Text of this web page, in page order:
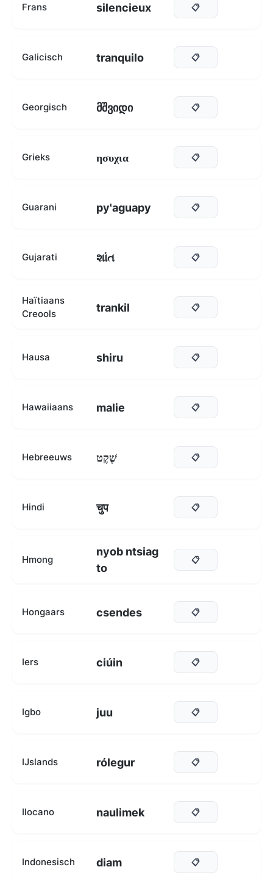
Frans silencieux 📋
Galicisch tranquilo 📋
Georgisch მშვიდი 📋
Grieks ησυχια 📋
Guarani py'aguapy 📋
Gujarati શાંત 📋
Haïtiaans
Creools
trankil 📋
Hausa shiru 📋
Hawaiiaans malie 📋
Hebreeuws שֶׁקֶט 📋
Hindi चुप 📋
Hmong
nyob ntsiag
to
📋
Hongaars csendes 📋
Iers ciúin 📋
Igbo juu 📋
IJslands rólegur 📋
Ilocano naulimek 📋
Indonesisch diam 📋